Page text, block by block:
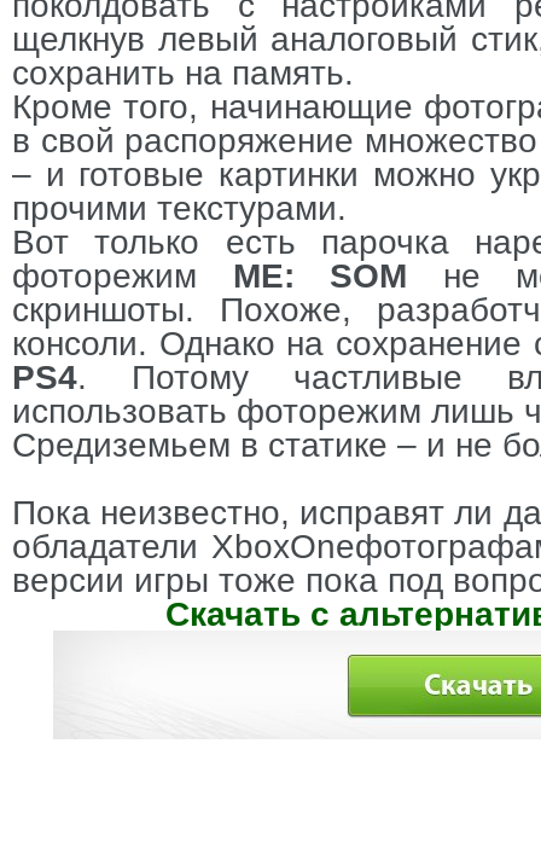
щелкнув левый аналоговый
сохранить на память.
Кроме того, начинающие
в свой распоряжение
– и готовые картинки можно
прочими текстурами.
Вот только есть парочка
фоторежим ME: SOM не
скриншоты. Похоже,
консоли. Однако на
PS4. Потому частливые
использовать фоторежим лишь
Средиземьем в статике – и не
Пока неизвестно, исправят ли
обладатели XboxOne
версии игры тоже пока под
Скачать с